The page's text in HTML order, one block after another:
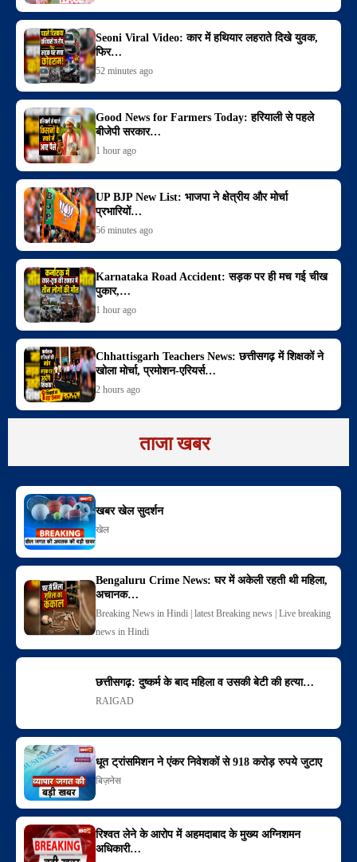
Seoni Viral Video: कार में हथियार लहराते दिखे युवक,
फिर…
52 minutes ago
Good News for Farmers Today: हरियाली से पहले
बीजेपी सरकार…
1 hour ago
UP BJP New List: भाजपा ने क्षेत्रीय और मोर्चा
प्रभारियों…
56 minutes ago
Karnataka Road Accident: सड़क पर ही मच गई चीख
पुकार,…
1 hour ago
Chhattisgarh Teachers News: छत्तीसगढ़ में शिक्षकों ने
खोला मोर्चा, प्रमोशन-एरियर्स…
2 hours ago
ताजा खबर
खबर खेल सुदर्शन
खेल
Bengaluru Crime News: घर में अकेली रहती थी महिला,
अचानक…
Breaking News in Hindi | latest Breaking news | Live breaking
news in Hindi
छत्तीसगढ़: दुष्कर्म के बाद महिला व उसकी बेटी की हत्या…
RAIGAD
धूत ट्रांसमिशन ने एंकर निवेशकों से 918 करोड़ रुपये जुटाए
बिज़नेस
रिश्वत लेने के आरोप में अहमदाबाद के मुख्य अग्निशमन
अधिकारी…